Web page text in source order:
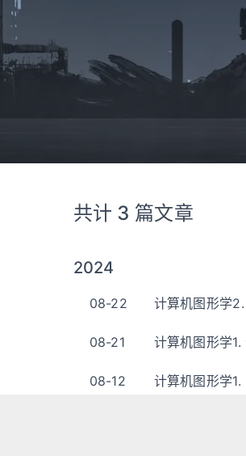
共计 3 篇文章
2024
08-22 计算机图形学
08-21 计算机图形学
08-12 计算机图形学